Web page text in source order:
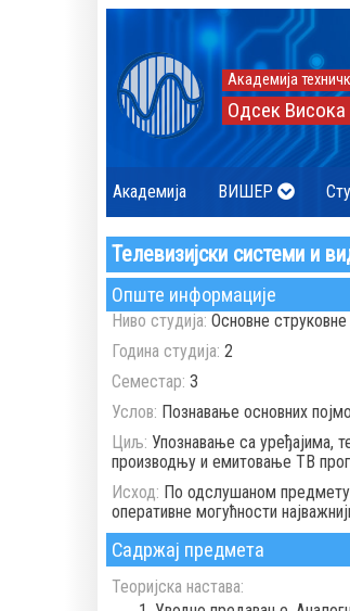
Академија
Одсек Висока
Академија ВИШЕР
Телевизијски системи и
Опште информације
Ниво студија: Основне струковне
Година студија: 2
Семестар: 3
Услов: Познавање основних
Циљ: Упознавање са уређајима,
производњу и емитовање ТВ
Исход: По одслушаном предмету
оперативне могућности
Садржај предмета
Теоријска настава: